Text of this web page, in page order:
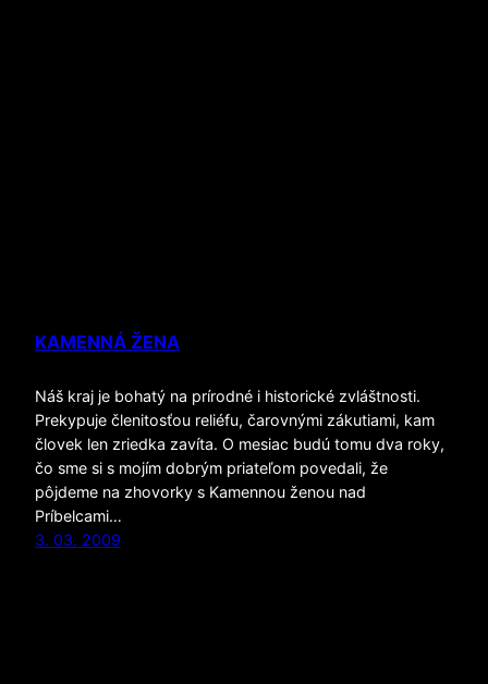
KAMENNÁ ŽENA
Náš kraj je bohatý na prírodné i historické zvláštnosti.
Prekypuje členitosťou reliéfu, čarovnými zákutiami, kam
človek len zriedka zavíta. O mesiac budú tomu dva roky,
čo sme si s mojím dobrým priateľom povedali, že
pôjdeme na zhovorky s Kamennou ženou nad
Príbelcami…
3. 03. 2009